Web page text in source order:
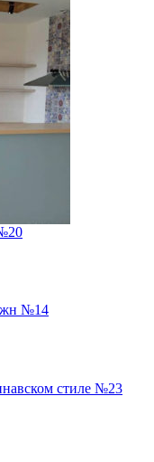
№14
стиле №23